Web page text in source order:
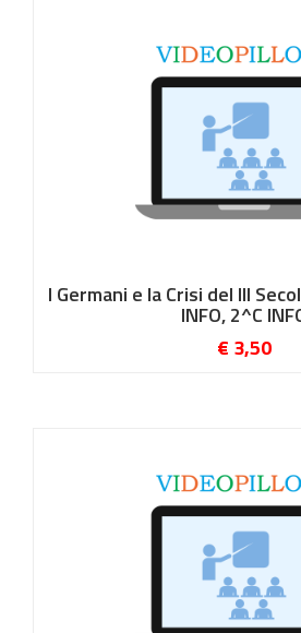
I Germani e la Crisi del III
INFO, 2^C
€ 3,50